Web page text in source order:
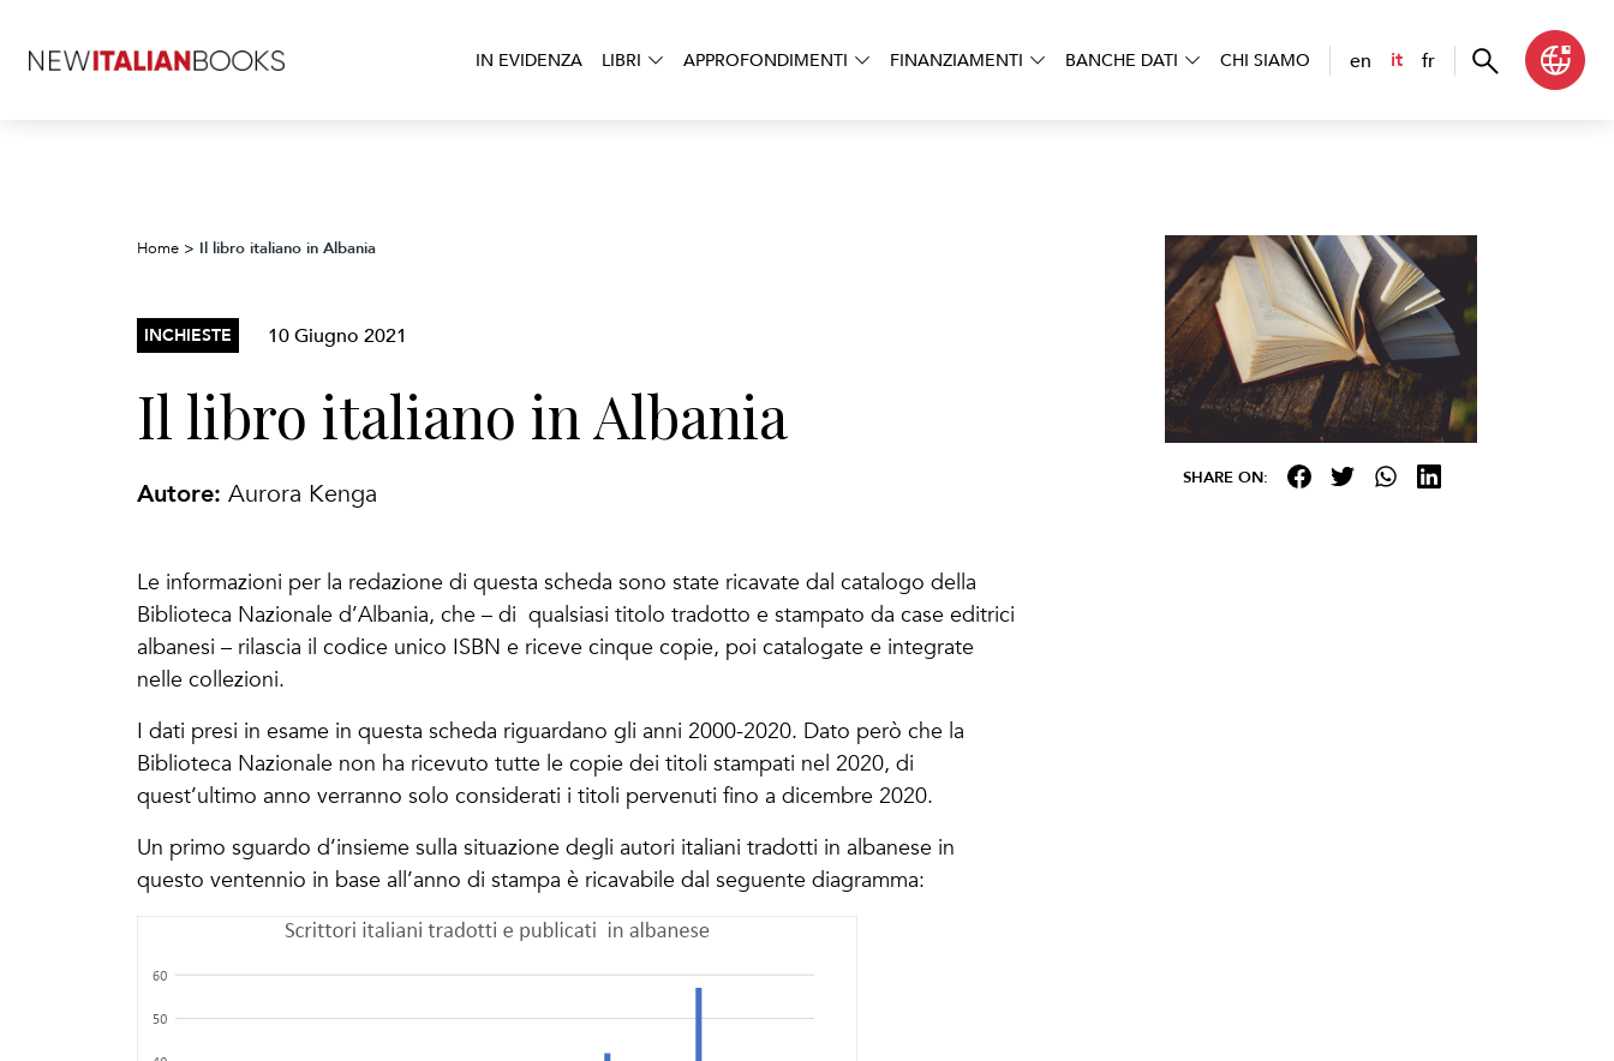
IN EVIDENZA LIBRI APPROFONDIMENTI FINANZIAMENTI BANCHE DATI CHI SIAMO en it fr
Home > Il libro italiano in Albania
INCHIESTE 10 Giugno 2021
Il libro italiano in Albania
Autore: Aurora Kenga
Le informazioni per la redazione di questa scheda sono state ricavate dal catalogo della
Biblioteca Nazionale d’Albania, che – di qualsiasi titolo tradotto e stampato da case editrici
albanesi – rilascia il codice unico ISBN e riceve cinque copie, poi catalogate e integrate
nelle collezioni.
I dati presi in esame in questa scheda riguardano gli anni 2000-2020. Dato però che la
Biblioteca Nazionale non ha ricevuto tutte le copie dei titoli stampati nel 2020, di
quest’ultimo anno verranno solo considerati i titoli pervenuti fino a dicembre 2020.
Un primo sguardo d’insieme sulla situazione degli autori italiani tradotti in albanese in
questo ventennio in base all’anno di stampa è ricavabile dal seguente diagramma:
SHARE ON: